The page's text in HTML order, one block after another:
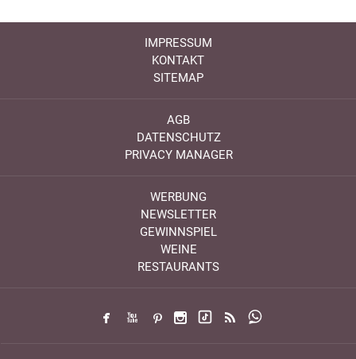
IMPRESSUM
KONTAKT
SITEMAP
AGB
DATENSCHUTZ
PRIVACY MANAGER
WERBUNG
NEWSLETTER
GEWINNSPIEL
WEINE
RESTAURANTS